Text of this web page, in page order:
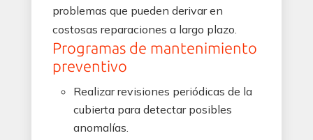
problemas que pueden derivar en
costosas reparaciones a largo plazo.
Programas de mantenimiento
preventivo
Realizar revisiones periódicas de la
cubierta para detectar posibles
anomalías.